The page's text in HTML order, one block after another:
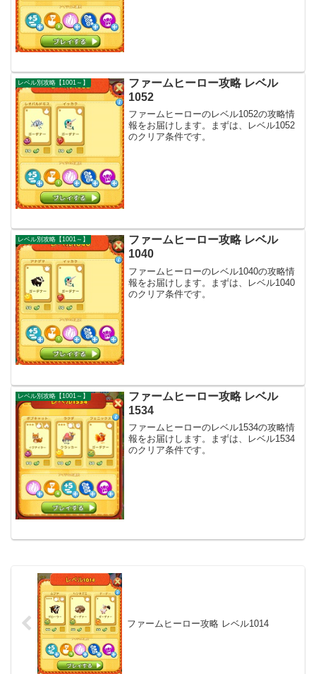
レベル別攻略【1001～】
ファームヒーロー攻略 レベル
1052
ファームヒーローのレベル1052の攻略情
報をお届けします。まずは、レベル1052
のクリア条件です。
レベル別攻略【1001～】
ファームヒーロー攻略 レベル
1040
ファームヒーローのレベル1040の攻略情
報をお届けします。まずは、レベル1040
のクリア条件です。
レベル別攻略【1001～】
ファームヒーロー攻略 レベル
1534
ファームヒーローのレベル1534の攻略情
報をお届けします。まずは、レベル1534
のクリア条件です。
ファームヒーロー攻略 レベル1014